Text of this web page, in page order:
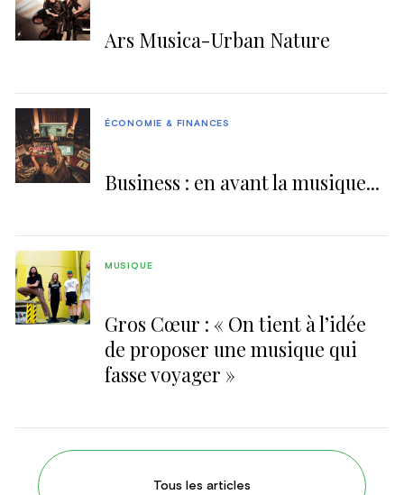
Ars Musica-Urban Nature
Business : en avant la musique...
ÉCONOMIE & FINANCES
Gros Cœur : « On tient à l’idée
de proposer une musique qui
fasse voyager »
MUSIQUE
Tous les articles